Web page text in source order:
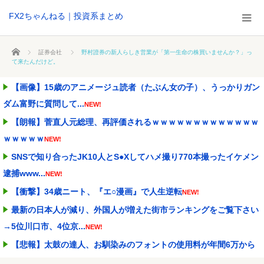
FX2ちゃんねる｜投資系まとめ
ホーム 証券会社
野村證券の新人らしき営業が「第一生命の株買いませんか？」っ
て来たんだけど。
【画像】15歳のアニメージュ読者（たぶん女の子）、うっかりガン
ダム富野に質問して...NEW!
【朗報】菅直人元総理、再評価されるｗｗｗｗｗｗｗｗｗｗｗｗｗ
ｗｗｗｗｗNEW!
SNSで知り合ったJK10人とS●Xしてハメ撮り770本撮ったイケメン
逮捕www...NEW!
【衝撃】34歳ニート、『エ○漫画』で人生逆転NEW!
最新の日本人が減り、外国人が増えた街市ランキングをご覧下さい
→5位川口市、4位京...NEW!
【悲報】太鼓の達人、お馴染みのフォントの使用料が年間6万から